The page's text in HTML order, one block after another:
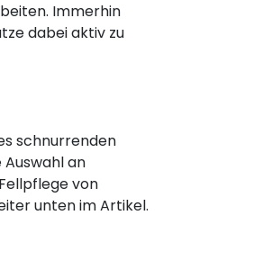
Immerhin
dabei aktiv zu
schnurrenden
Auswahl an
von
unten im Artikel.